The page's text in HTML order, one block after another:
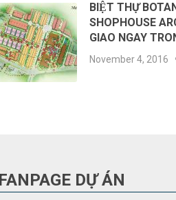
BIỆT THỰ
SHOPHOUSE
GIAO NGAY
November 4, 2016
FANPAGE DỰ ÁN